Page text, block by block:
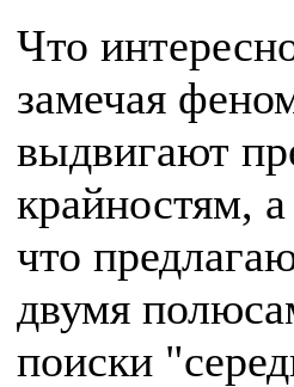
Что
замечая
выдвигают
крайностям,
что
двумя
поиски